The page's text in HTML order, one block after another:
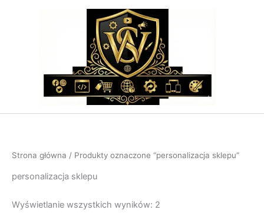
Strona główna / Produkty oznaczone “personalizacja sklepu”
personalizacja sklepu
Wyświetlanie wszystkich wyników: 2